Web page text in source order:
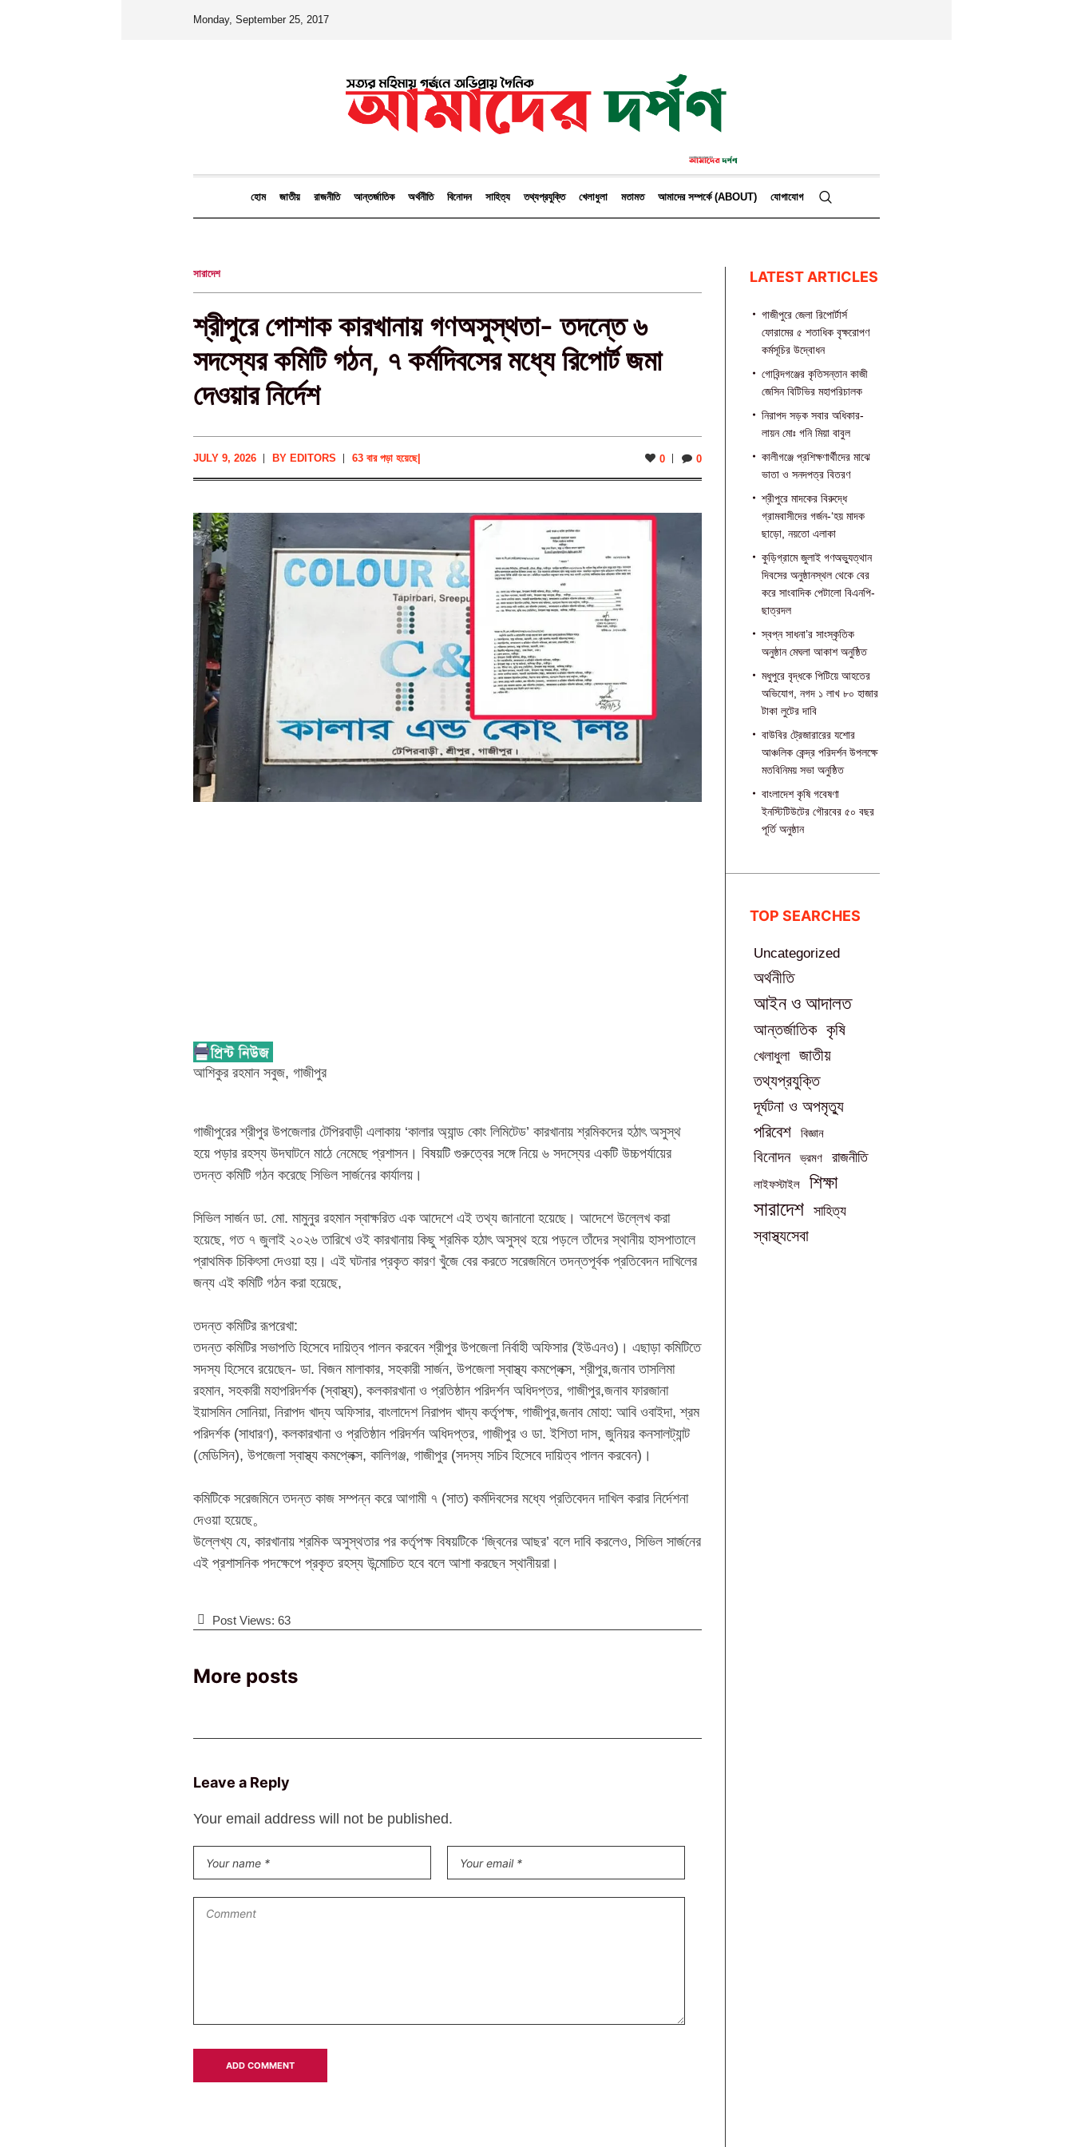
Monday, September 25, 2017
হোম জাতীয় রাজনীতি আন্তর্জাতিক অর্থনীতি বিনোদন সাহিত্য তথ্যপ্রযুক্তি খেলাধুলা মতামত আমাদের সম্পর্কে (ABOUT) যোগাযোগ
সারাদেশ
শ্রীপুরে পোশাক কারখানায় গণঅসুস্থতা- তদন্তে ৬
সদস্যের কমিটি গঠন, ৭ কর্মদিবসের মধ্যে রিপোর্ট জমা
দেওয়ার নির্দেশ
JULY 9, 2026 BY EDITORS |
63 বার পড়া হয়েছে 0 0
আশিকুর রহমান সবুজ, গাজীপুর
‎গাজীপুরের শ্রীপুর উপজেলার টেপিরবাড়ী এলাকায় ‘কালার অ্যান্ড কোং লিমিটেড’ কারখানায় শ্রমিকদের হঠাৎ অসুস্থ
হয়ে পড়ার রহস্য উদঘাটনে মাঠে নেমেছে প্রশাসন। বিষয়টি গুরুত্বের সঙ্গে নিয়ে ৬ সদস্যের একটি উচ্চপর্যায়ের
তদন্ত কমিটি গঠন করেছে সিভিল সার্জনের কার্যালয়।
‎​সিভিল সার্জন ডা. মো. মামুনুর রহমান স্বাক্ষরিত এক আদেশে এই তথ্য জানানো হয়েছে। আদেশে উল্লেখ করা
হয়েছে, গত ৭ জুলাই ২০২৬ তারিখে ওই কারখানায় কিছু শ্রমিক হঠাৎ অসুস্থ হয়ে পড়লে তাঁদের স্থানীয় হাসপাতালে
প্রাথমিক চিকিৎসা দেওয়া হয়। এই ঘটনার প্রকৃত কারণ খুঁজে বের করতে সরেজমিনে তদন্তপূর্বক প্রতিবেদন দাখিলের
জন্য এই কমিটি গঠন করা হয়েছে,
‎​তদন্ত কমিটির রূপরেখা:
‎তদন্ত কমিটির সভাপতি হিসেবে দায়িত্ব পালন করবেন শ্রীপুর উপজেলা নির্বাহী অফিসার (ইউএনও)। এছাড়া কমিটিতে
সদস্য হিসেবে রয়েছেন- ​ডা. বিজন মালাকার, সহকারী সার্জন, উপজেলা স্বাস্থ্য কমপ্লেক্স, শ্রীপুর,​জনাব তাসলিমা
রহমান, সহকারী মহাপরিদর্শক (স্বাস্থ্য), কলকারখানা ও প্রতিষ্ঠান পরিদর্শন অধিদপ্তর, গাজীপুর,​জনাব ফারজানা
ইয়াসমিন সোনিয়া, নিরাপদ খাদ্য অফিসার, বাংলাদেশ নিরাপদ খাদ্য কর্তৃপক্ষ, গাজীপুর,​জনাব মোহা: আবি ওবাইদা, শ্রম
পরিদর্শক (সাধারণ), কলকারখানা ও প্রতিষ্ঠান পরিদর্শন অধিদপ্তর, গাজীপুর ও ​ডা. ইশিতা দাস, জুনিয়র কনসালট্যান্ট
(মেডিসিন), উপজেলা স্বাস্থ্য কমপ্লেক্স, কালিগঞ্জ, গাজীপুর (সদস্য সচিব হিসেবে দায়িত্ব পালন করবেন)।
‎কমিটিকে সরেজমিনে তদন্ত কাজ সম্পন্ন করে আগামী ৭ (সাত) কর্মদিবসের মধ্যে প্রতিবেদন দাখিল করার নির্দেশনা
দেওয়া হয়েছে。
‎​উল্লেখ্য যে, কারখানায় শ্রমিক অসুস্থতার পর কর্তৃপক্ষ বিষয়টিকে ‘জ্বিনের আছর’ বলে দাবি করলেও, সিভিল সার্জনের
এই প্রশাসনিক পদক্ষেপে প্রকৃত রহস্য উন্মোচিত হবে বলে আশা করছেন স্থানীয়রা।
Post Views: 63
More posts
Leave a Reply
Your email address will not be published.
LATEST ARTICLES
গাজীপুরে জেলা রিপোর্টার্স
ফোরামের ৫ শতাধিক বৃক্ষরোপণ
কর্মসূচির উদ্বোধন
গোবিন্দগঞ্জের কৃতিসন্তান কাজী
জেসিন বিটিভির মহাপরিচালক
নিরাপদ সড়ক সবার অধিকার-
লায়ন মোঃ গনি মিয়া বাবুল
কালীগঞ্জে প্রশিক্ষণার্থীদের মাঝে
ভাতা ও সনদপত্র বিতরণ
শ্রীপুরে মাদকের বিরুদ্ধে
গ্রামবাসীদের গর্জন-‘হয় মাদক
ছাড়ো, নয়তো এলাকা
কুড়িগ্রামে জুলাই গণঅভ্যুত্থান
দিবসের অনুষ্ঠানস্থল থেকে বের
করে সাংবাদিক পেটালো বিএনপি-
ছাত্রদল
স্বপ্ন সাধনা’র সাংস্কৃতিক
অনুষ্ঠান মেঘলা আকাশ অনুষ্ঠিত
মধুপুরে বৃদ্ধকে পিটিয়ে আহতের
অভিযোগ, নগদ ১ লাখ ৮০ হাজার
টাকা লুটের দাবি
বাউবির ট্রেজারারের যশোর
আঞ্চলিক কেন্দ্র পরিদর্শন উপলক্ষে
মতবিনিময় সভা অনুষ্ঠিত
বাংলাদেশ কৃষি গবেষণা
ইনস্টিটিউটের গৌরবের ৫০ বছর
পূর্তি অনুষ্ঠান
TOP SEARCHES
Uncategorized
অর্থনীতি
আইন ও আদালত
আন্তর্জাতিক কৃষি
খেলাধুলা জাতীয়
তথ্যপ্রযুক্তি
দূর্ঘটনা ও অপমৃত্যু
পরিবেশ বিজ্ঞান
বিনোদন ভ্রমণ রাজনীতি
লাইফস্টাইল শিক্ষা
সারাদেশ সাহিত্য
স্বাস্থ্যসেবা